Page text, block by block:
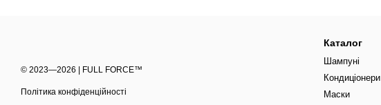
© 2023—2026 | FULL FORCE™
Політика конфіденційності
Каталог
Шампуні
Кондиціонери
Маски